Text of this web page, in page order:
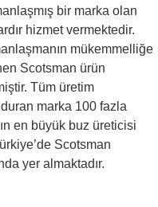
bir marka olan
hizmet vermektedir.
mükemmelliğe
Scotsman ürün
Tüm üretim
marka 100 fazla
en büyük buz üreticisi
Scotsman
yer almaktadır.